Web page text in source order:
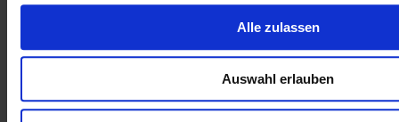
Alle zulassen
Auswahl erlauben
11.06.2026 15:13 Uhr
Telemedizin im Fokus